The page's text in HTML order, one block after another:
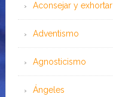
Aconsejar y exhortar
Adventismo
Agnosticismo
Ángeles